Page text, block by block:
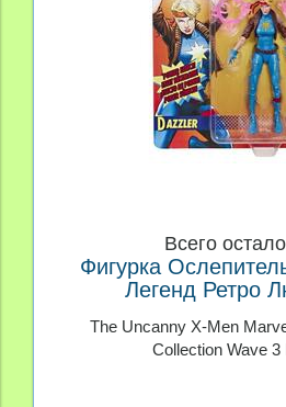
Всего
Фигурка
Легенд Ретро
The Uncanny X-Men
Collection Wave 3